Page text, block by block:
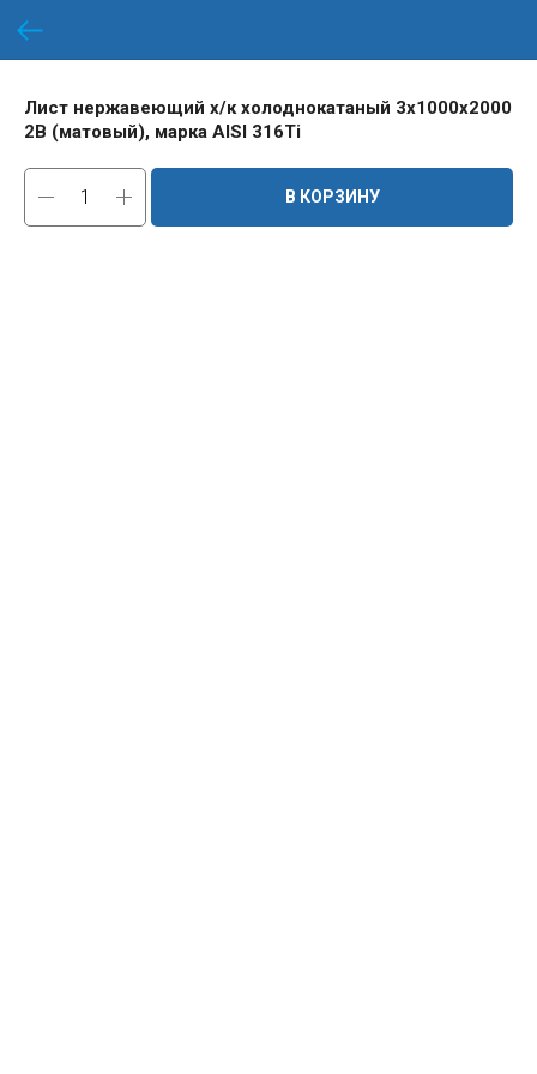
Лист нержавеющий х/к холоднокатаный 3х1000х2000
2B (матовый), марка AISI 316Ti
В КОРЗИНУ